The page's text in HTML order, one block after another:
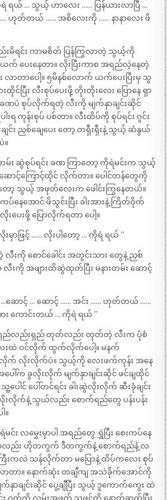
ကိုရဲ ရယ် … သွယ့် ဟာလေး …… ပြန်ယားလာပြီ …
ဟုတ်တယ် …… အစိလေးကို …… နာနာလေး ဖိ
းမိရင်း ကာမစိတ် ပြန်ကြွလာတဲ့ သွယ့်ကို
က် ပေးနေတာ။ လိုးပြီးကာစ အရည်လဲ့နေတဲ့
လာတာပေါ့။ ၅မိနစ်လောက် ယက်ပေးပြီးမှ သွ
ထိုင်ပြီး လီးစုပ်ပေးဖို့ တိုးတိုးလေး ပြောနေ ရှာ
ပဲ စုပ်လိုက်ရတဲ့ လီးကို မျက်နှာချင်းဆိုင်
းရ ကုန်းစုပ် ပစ်တာ။ လီးထိပ်ကို စုပ်ရင်း ဂွင်း
င်း ညှစ်ချေပေး တော့ တရှီးရှီးနဲ့ သွယ့် ဆံနွယ်
။
ဆွဲစုပ်ရင်း ခဏ ကြာတော့ ကိုရဲမင်းက သွယ့်
း ဆောင့်ကြောင့်ထိုင် လိုက်တာ။ ပေါင်တန်တွေကို
တော့ သွယ့် အဖုတ်လေးက ဖေါင်းကြွနေတယ်။
နေအောင် ဖိသွင်းပြီး ခါးအားနဲ့ ကြိတ်ဝိုက်
ေးဖို့ ပြောလိုက်ရတာ ပေါ့။
လိုးမှာဖြင့် …… လိုးပါတော့ … ကိုရဲ ရယ် ”
ကို စောင်ခေါင်း အတွင်းသား တွေနဲ့ ညှစ်
လီးကို အဖျားထိဆွဲထုတ်ပြီး မနားတမ်း ဆောင့်
……ဆောင့် … ဆောင့် …… အင်း …… ဟုတ်တယ် ……
း ကောင်းတယ် … ကိုရဲ ရယ် ”
ရှည်လည်းရှည် တုတ်လည်း တုတ်တဲ့ လီးက ပုံစံ
းထဲ ဝင်လိုက် ထွက်လိုက်ပေါ့။ မနက်
က် လိုးလိုက်ပဲ။ သွယ့်ကို လေးဖက်ကုန်း အနေ
ပေါ်က ခွလိုးလိုက် မျက်နှာချင်းဆိုင် ဖင်ချထိုင်
ပေါင် ပေါ်တင်ရင်း ခါးဆွဲလိုးလိုက် ဆီးခုံချင်း
းလိုက်နဲ့ သွယ်လည်း စောက်ရည်တွေ ပန်းပန်း
။
င်း လမွှေးမှာပါ အရည်တွေ ရွှဲပြီး စေးကပ်နေ
မှာလည်း ဟိုတကွက် ဒီတကွက်နဲ့ စောက်ရည်နံ့ လ
ြီးကလဲ သန်လိုက်တာ မပြောနဲ့ ထိပ်ကလေး စုပ်
လာတာ။ နောက်ဆုံး တချီကျ အသဲခိုက်အောင်ကို
နှာချင်းဆိုင် ပွေ့ချီပြီး သွယ့် ဒူကောက်ကွေး ထဲ
ဂုတ်ကို လှမ်းအဖက် သူ့ဖင်ကို နောက်ဆုတ်ပြီး